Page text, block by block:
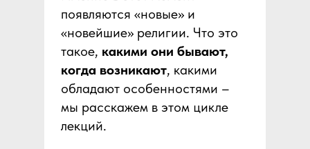
появляются «новые» и
«новейшие» религии. Что это
такое, какими они бывают,
когда возникают, какими
обладают особенностями –
мы расскажем в этом цикле
лекций.